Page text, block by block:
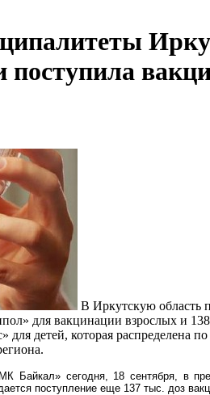
поступила
В Иркутскую область
для вакцинации взрослых и
для детей, которая распределена
Байкал» сегодня, 18 сентября, в
поступление еще 137 тыс. доз